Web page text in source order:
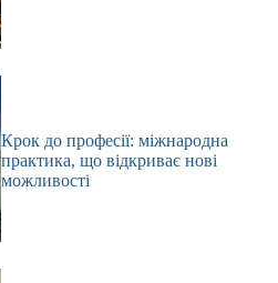
Крок до професії: міжнародна
практика, що відкриває нові
можливості